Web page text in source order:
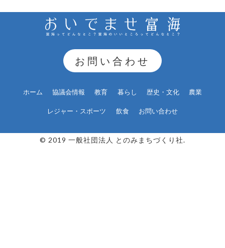
お問い合わせ
ホーム 協議会情報 教育 暮らし 歴史・文化 農業
レジャー・スポーツ 飲食 お問い合わせ
© 2019 一般社団法人 とのみまちづくり社.